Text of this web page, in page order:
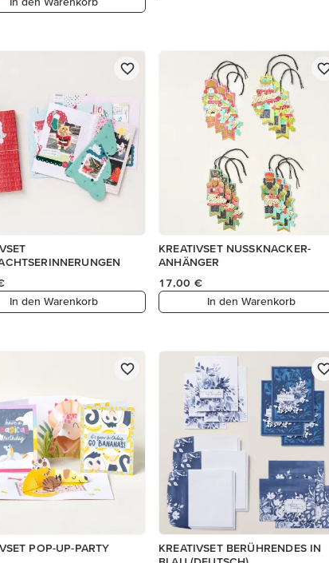
In den Warenkorb
KREATIVSET NUSSKNACKER-
ANHÄNGER
17,00 €
In den Warenkorb
POP-UP-PARTY
KREATIVSET BERÜHRENDES IN